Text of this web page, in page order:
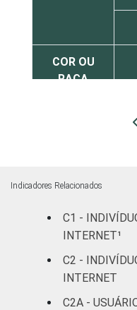
COR OU
RAÇA
INSTRUÇÃO
Indicadores Relacionados
C1 -
INTERNET¹
C2 -
INTERNET
C2A -